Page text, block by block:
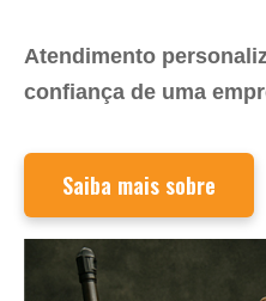
Atendimento
confiança de uma
Saiba mais sobre